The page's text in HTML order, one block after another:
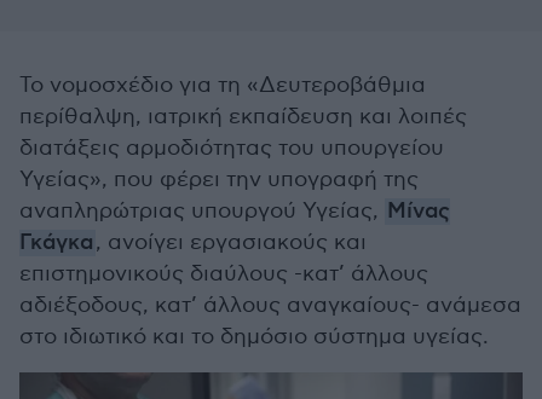
Το νομοσχέδιο για τη «Δευτεροβάθμια
περίθαλψη, ιατρική εκπαίδευση και λοιπές
διατάξεις αρμοδιότητας του υπουργείου
Υγείας», που φέρει την υπογραφή της
αναπληρώτριας υπουργού Υγείας, Μίνας
Γκάγκα, ανοίγει εργασιακούς και
επιστημονικούς διαύλους -κατ’ άλλους
αδιέξοδους, κατ’ άλλους αναγκαίους- ανάμεσα
στο ιδιωτικό και το δημόσιο σύστημα υγείας.